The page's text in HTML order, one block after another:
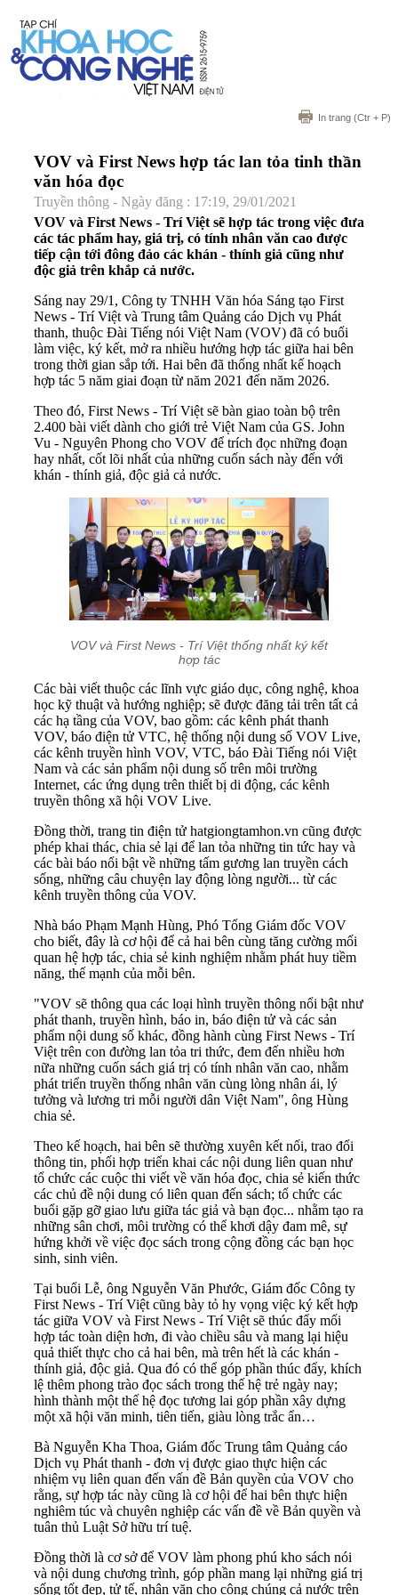
In trang (Ctr + P)
VOV và First News hợp tác lan tỏa tinh thần
văn hóa đọc
Truyền thông - Ngày đăng : 17:19, 29/01/2021
VOV và First News - Trí Việt sẽ hợp tác trong việc đưa
các tác phẩm hay, giá trị, có tính nhân văn cao được
tiếp cận tới đông đảo các khán - thính giả cũng như
độc giả trên khắp cả nước.
Sáng nay 29/1, Công ty TNHH Văn hóa Sáng tạo First
News - Trí Việt và Trung tâm Quảng cáo Dịch vụ Phát
thanh, thuộc Đài Tiếng nói Việt Nam (VOV) đã có buổi
làm việc, ký kết, mở ra nhiều hướng hợp tác giữa hai bên
trong thời gian sắp tới. Hai bên đã thống nhất kế hoạch
hợp tác 5 năm giai đoạn từ năm 2021 đến năm 2026.
Theo đó, First News - Trí Việt sẽ bàn giao toàn bộ trên
2.400 bài viết dành cho giới trẻ Việt Nam của GS. John
Vu - Nguyên Phong cho VOV để trích đọc những đoạn
hay nhất, cốt lõi nhất của những cuốn sách này đến với
khán - thính giả, độc giả cả nước.
VOV và First News - Trí Việt thống nhất ký kết
hợp tác
Các bài viết thuộc các lĩnh vực giáo dục, công nghệ, khoa
học kỹ thuật và hướng nghiệp; sẽ được đăng tải trên tất cả
các hạ tầng của VOV, bao gồm: các kênh phát thanh
VOV, báo điện tử VTC, hệ thống nội dung số VOV Live,
các kênh truyền hình VOV, VTC, báo Đài Tiếng nói Việt
Nam và các sản phẩm nội dung số trên môi trường
Internet, các ứng dụng trên thiết bị di động, các kênh
truyền thông xã hội VOV Live.
Đồng thời, trang tin điện tử hatgiongtamhon.vn cũng được
phép khai thác, chia sẻ lại để lan tỏa những tin tức hay và
các bài báo nổi bật về những tấm gương lan truyền cách
sống, những câu chuyện lay động lòng người... từ các
kênh truyền thông của VOV.
Nhà báo Phạm Mạnh Hùng, Phó Tổng Giám đốc VOV
cho biết, đây là cơ hội để cả hai bên cùng tăng cường mối
quan hệ hợp tác, chia sẻ kinh nghiệm nhằm phát huy tiềm
năng, thế mạnh của mỗi bên.
"VOV sẽ thông qua các loại hình truyền thông nổi bật như
phát thanh, truyền hình, báo in, báo điện tử và các sản
phẩm nội dung số khác, đồng hành cùng First News - Trí
Việt trên con đường lan tỏa tri thức, đem đến nhiều hơn
nữa những cuốn sách giá trị có tính nhân văn cao, nhằm
phát triển truyền thống nhân văn cùng lòng nhân ái, lý
tưởng và lương tri mỗi người dân Việt Nam", ông Hùng
chia sẻ.
Theo kế hoạch, hai bên sẽ thường xuyên kết nối, trao đổi
thông tin, phối hợp triển khai các nội dung liên quan như
tổ chức các cuộc thi viết về văn hóa đọc, chia sẻ kiến thức
các chủ đề nội dung có liên quan đến sách; tổ chức các
buổi gặp gỡ giao lưu giữa tác giả và bạn đọc... nhằm tạo ra
những sân chơi, môi trường có thể khơi dậy đam mê, sự
hứng khởi về việc đọc sách trong cộng đồng các bạn học
sinh, sinh viên.
Tại buổi Lễ, ông Nguyễn Văn Phước, Giám đốc Công ty
First News - Trí Việt cũng bày tỏ hy vọng việc ký kết hợp
tác giữa VOV và First News - Trí Việt sẽ thúc đẩy mối
hợp tác toàn diện hơn, đi vào chiều sâu và mang lại hiệu
quả thiết thực cho cả hai bên, mà trên hết là các khán -
thính giả, độc giả. Qua đó có thể góp phần thúc đẩy, khích
lệ thêm phong trào đọc sách trong thế hệ trẻ ngày nay;
hình thành một thế hệ đọc tương lai góp phần xây dựng
một xã hội văn minh, tiên tiến, giàu lòng trắc ẩn…
Bà Nguyễn Kha Thoa, Giám đốc Trung tâm Quảng cáo
Dịch vụ Phát thanh - đơn vị được giao thực hiện các
nhiệm vụ liên quan đến vấn đề Bản quyền của VOV cho
rằng, sự hợp tác này cũng là cơ hội để hai bên thực hiện
nghiêm túc và chuyên nghiệp các vấn đề về Bản quyền và
tuân thủ Luật Sở hữu trí tuệ.
Đồng thời là cơ sở để VOV làm phong phú kho sách nói
và nội dung chương trình, góp phần mang lại những giá trị
sống tốt đẹp, tử tế, nhân văn cho công chúng cả nước trên